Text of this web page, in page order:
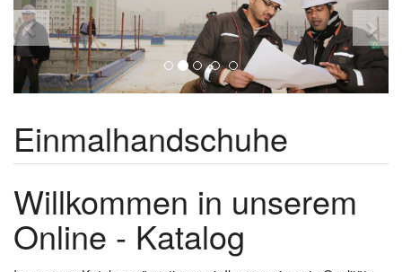
Einmalhandschuhe
Willkommen in unserem
Online - Katalog